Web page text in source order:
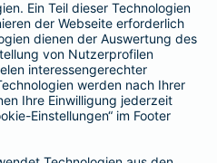
SEITEN